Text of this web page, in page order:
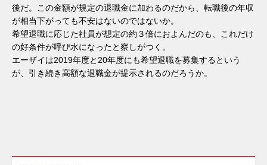
後だ。この金額が規定の退職金に加わるのだから、転職後の年収
が相当下がっても不安はないのではないか。
希望退職に応じた社員が想定の約３倍におよんだのも、これだけ
の好条件が呼び水になったと察しがつく。
エーザイは2019年度と20年度にも希望退職を募集するという
が、引き続き高額な退職金が提示されるのだろうか。